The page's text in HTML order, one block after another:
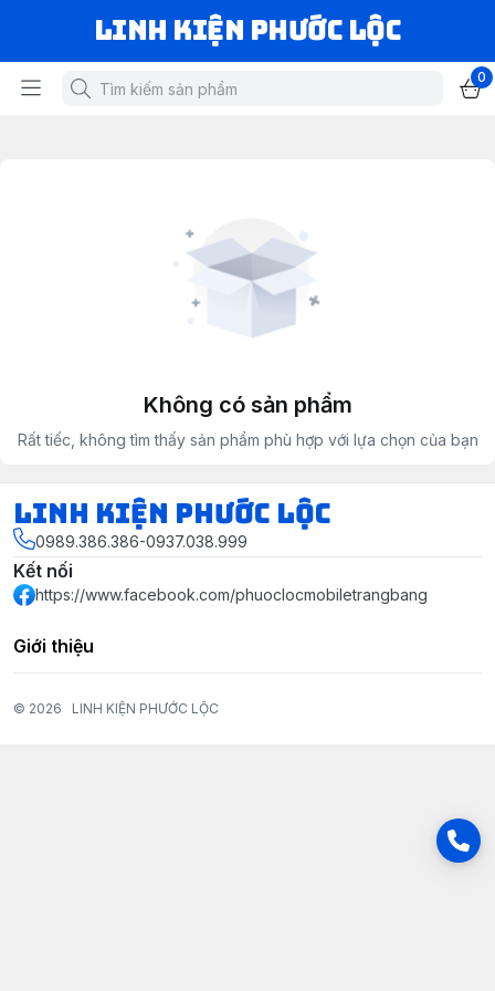
LINH KIỆN PHƯỚC LỘC
0
Không có sản phẩm
Rất tiếc, không tìm thấy sản phẩm phù hợp với lựa chọn của bạn
LINH KIỆN PHƯỚC LỘC
0989.386.386-0937.038.999
Kết nối
https://www.facebook.com/phuoclocmobiletrangbang
Giới thiệu
© 2026 LINH KIỆN PHƯỚC LỘC